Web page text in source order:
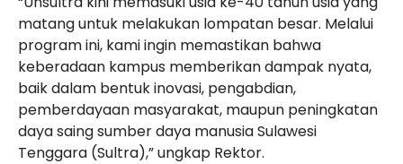
matang untuk melakukan lompatan besar. Melalui
program ini, kami ingin memastikan bahwa
keberadaan kampus memberikan dampak nyata,
baik dalam bentuk inovasi, pengabdian,
pemberdayaan masyarakat, maupun peningkatan
daya saing sumber daya manusia Sulawesi
Tenggara (Sultra),” ungkap Rektor.